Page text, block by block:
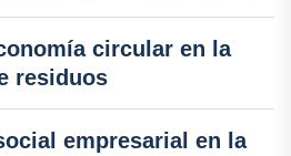
circular en la
residuos
empresarial en la